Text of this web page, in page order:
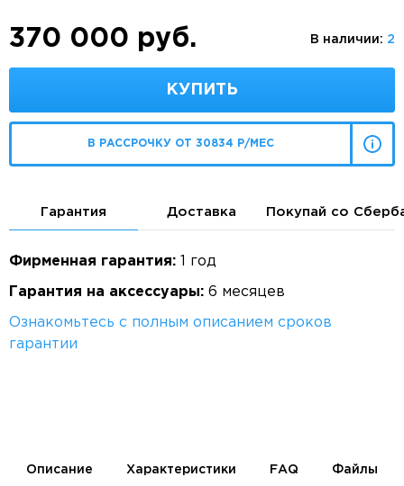
370 000 руб. В наличии: 2
КУПИТЬ
В РАССРОЧКУ ОТ 30834 Р/МЕС
Гарантия Доставка Покупай со
Фирменная гарантия: 1 год
Гарантия на аксессуары: 6 месяцев
Ознакомьтесь с полным описанием сроков
гарантии
Описание Характеристики FAQ Файлы